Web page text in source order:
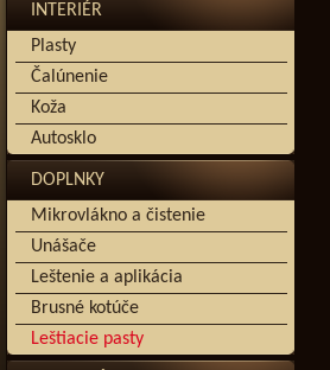
INTERIÉR
Plasty
Čalúnenie
Koža
Autosklo
DOPLNKY
Mikrovlákno a čistenie
Unášače
Leštenie a aplikácia
Brusné kotúče
Leštiacie pasty